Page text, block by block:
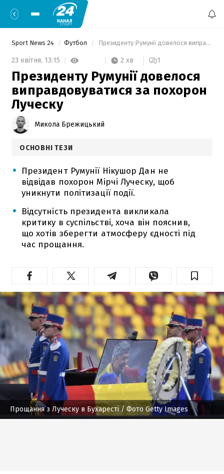
Sport News 24 Футбол Президенту Румунії довелося виправдовуватися за похорон Луческу
23 квітня, 13:15 2 хв 1
Президенту Румунії довелося
виправдовуватися за похорон
Луческу
Микола Брежицький
ОСНОВНІ ТЕЗИ
Президент Румунії Нікушор Дан не
відвідав похорон Мірчі Луческу, щоб
уникнути політизації події.
Відсутність президента викликала
критику в суспільстві, хоча він пояснив,
що хотів зберегти атмосферу єдності під
час прощання.
Прощання з Луческу в Бухаресті / Фото Getty Images